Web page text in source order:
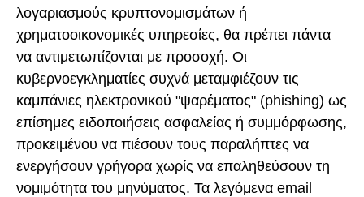
λογαριασμούς κρυπτονομισμάτων ή
χρηματοοικονομικές υπηρεσίες, θα πρέπει πάντα
να αντιμετωπίζονται με προσοχή. Οι
κυβερνοεγκληματίες συχνά μεταμφιέζουν τις
καμπάνιες ηλεκτρονικού "ψαρέματος" (phishing) ως
επίσημες ειδοποιήσεις ασφαλείας ή συμμόρφωσης,
προκειμένου να πιέσουν τους παραλήπτες να
ενεργήσουν γρήγορα χωρίς να επαληθεύσουν τη
νομιμότητα του μηνύματος. Τα λεγόμενα email